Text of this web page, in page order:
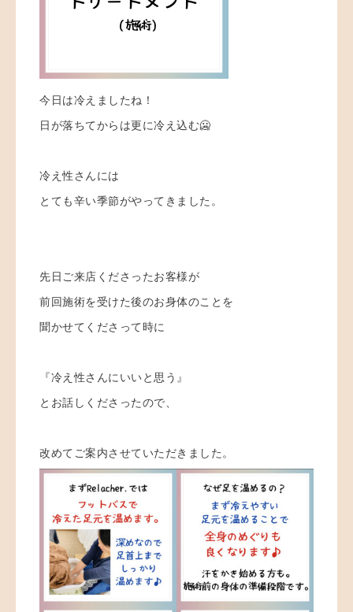
今日は冷えましたね！
日が落ちてからは更に冷え込む🥶
冷え性さんには
とても辛い季節がやってきました。
先日ご来店くださったお客様が
前回施術を受けた後のお身体のことを
聞かせてくださって時に
『冷え性さんにいいと思う』
とお話しくださったので、
改めてご案内させていただきました。